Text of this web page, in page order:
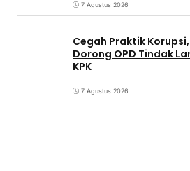
7 Agustus 2026
Cegah Praktik
Dorong OPD Tindak
KPK
7 Agustus 2026